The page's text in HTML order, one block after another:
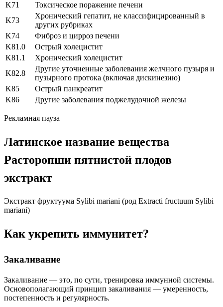
K71
Токсическое поражение печени
K73
Хронический гепатит, не классифицированный в
других рубриках
K74
Фиброз и цирроз печени
K81.0
Острый холецистит
K81.1
Хронический холецистит
K82.8
Другие уточненные заболевания желчного пузыря и
пузырного протока (включая дискинезию)
K85
Острый панкреатит
K86
Другие заболевания поджелудочной железы
Рекламная пауза
Латинское название вещества
Расторопши пятнистой плодов
экстракт
Экстракт фруктуума Sylibi mariani (род Extracti fructuum Sylibi
mariani)
Как укрепить иммунитет?
Закаливание
Закаливание — это, по сути, тренировка иммунной системы.
Основополагающий принцип закаливания — умеренность,
постепенность и регулярность.